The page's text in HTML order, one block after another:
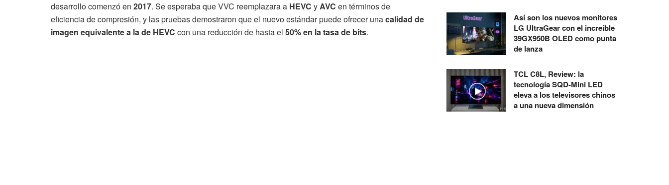
desarrollo comenzó en 2017. Se esperaba que VVC reemplazara a HEVC yAVC en términos de
eficiencia de compresión, y las pruebas demostraron que el nuevo estándar puede ofrecer unacalidad de
imagen equivalente a la de HEVC con una reducción de hasta el 50% en la tasa de bits.
Así son los nuevos monitores
LG UltraGear con el increíble
39GX950B OLED como punta
de lanza
TCL C8L, Review: la
tecnología SQD-Mini LED
eleva a los televisores chinos
a una nueva dimensión